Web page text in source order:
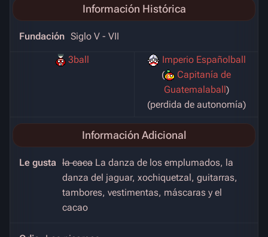
Información Histórica
Fundación Siglo V - VII
3ball
Imperio Españolball
(
Capitanía de
Guatemalaball)
(perdida de autonomía)
Información Adicional
Le gusta la caca La danza de los emplumados, la
danza del jaguar, xochiquetzal, guitarras,
tambores, vestimentas, máscaras y el
cacao